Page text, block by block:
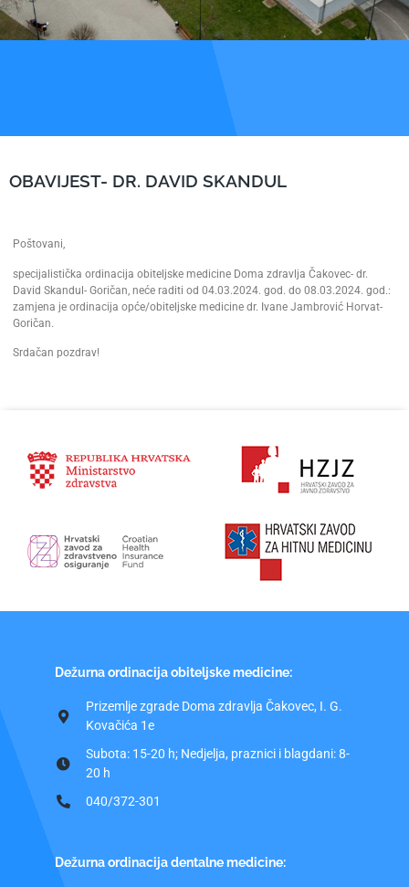
OBAVIJEST- DR. DAVID SKANDUL
Poštovani,
specijalistička ordinacija obiteljske medicine Doma zdravlja Čakovec- dr.
David Skandul- Goričan, neće raditi od 04.03.2024. god. do 08.03.2024. god.:
zamjena je ordinacija opće/obiteljske medicine dr. Ivane Jambrović Horvat-
Goričan.
Srdačan pozdrav!
Dežurna ordinacija obiteljske medicine:
Prizemlje zgrade Doma zdravlja Čakovec, I. G.
Kovačića 1e
Subota: 15-20 h; Nedjelja, praznici i blagdani: 8-
20 h
040/372-301
Dežurna ordinacija dentalne medicine: